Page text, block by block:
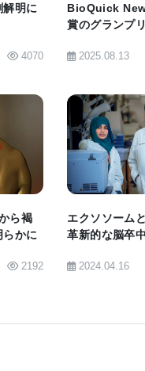
方法を決定すること
となる困難な問題で
が期待される。
ることではなく、
者によって症状が大
明に
4070
BioQuick
賞のグランプ
性 2025.08.13
ら褐
かに
2192
エクソソーム
革新的な脳卒
2024.04.16